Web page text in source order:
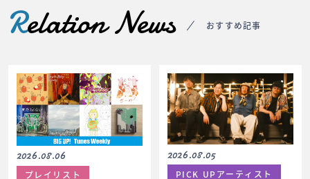
Relation News おすすめ記事
2026.08.06
プレイリスト
2026.08.05
PICK UPアーティスト